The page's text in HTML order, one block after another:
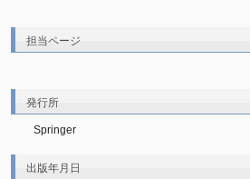
担当ページ
発行所
Springer
出版年月日